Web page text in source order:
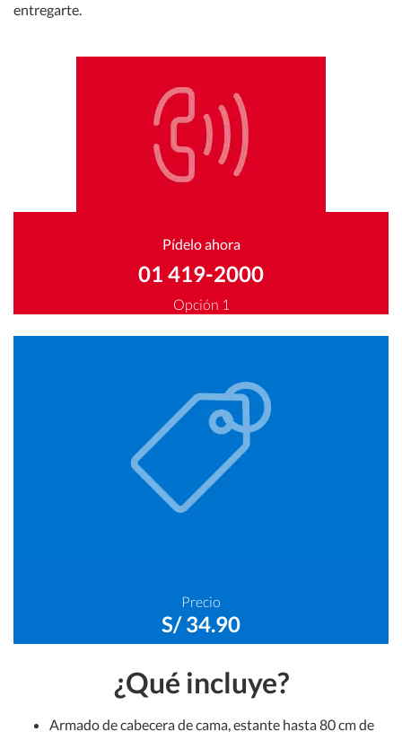
Hogar, Muebles y Exteriores
Electrodomésticos, climatización y biogestores
Puertas, Ventanas y Cerraduras
Car center - Pinturas
Car center - Llantas
entregarte.
Pídelo ahora
01 419-2000
Opción 1
Precio
S/ 34.90
¿Qué incluye?
Armado de cabecera de cama, estante hasta 80 cm de